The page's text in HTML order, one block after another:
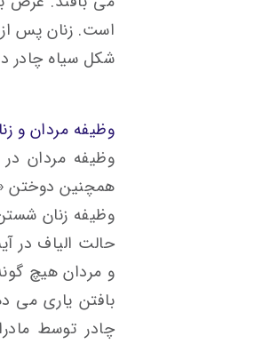
است. زنان پس از
شکل سیاه چادر
وظیفه مردان و
وظیفه مردان در
همچنین دوختن
وظیفه زنان
حالت الیاف در
و مردان هیچ
بافتن یاری می
چادر توسط